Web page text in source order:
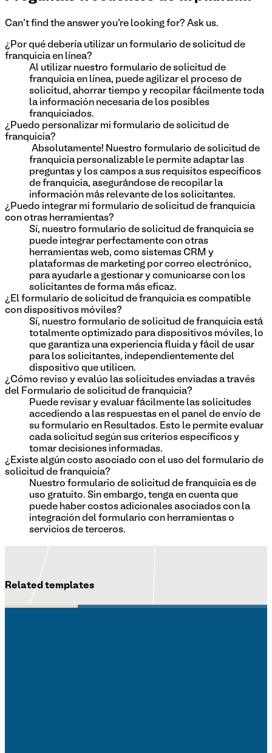
Can't find the answer you're looking for? Ask us.
¿Por qué debería utilizar un formulario de solicitud de
franquicia en línea?
Al utilizar nuestro formulario de solicitud de
franquicia en línea, puede agilizar el proceso de
solicitud, ahorrar tiempo y recopilar fácilmente toda
la información necesaria de los posibles
franquiciados.
¿Puedo personalizar mi formulario de solicitud de
franquicia?
¡Absolutamente! Nuestro formulario de solicitud de
franquicia personalizable le permite adaptar las
preguntas y los campos a sus requisitos específicos
de franquicia, asegurándose de recopilar la
información más relevante de los solicitantes.
¿Puedo integrar mi formulario de solicitud de franquicia
con otras herramientas?
Sí, nuestro formulario de solicitud de franquicia se
puede integrar perfectamente con otras
herramientas web, como sistemas CRM y
plataformas de marketing por correo electrónico,
para ayudarle a gestionar y comunicarse con los
solicitantes de forma más eficaz.
¿El formulario de solicitud de franquicia es compatible
con dispositivos móviles?
Sí, nuestro formulario de solicitud de franquicia está
totalmente optimizado para dispositivos móviles, lo
que garantiza una experiencia fluida y fácil de usar
para los solicitantes, independientemente del
dispositivo que utilicen.
¿Cómo reviso y evalúo las solicitudes enviadas a través
del Formulario de solicitud de franquicia?
Puede revisar y evaluar fácilmente las solicitudes
accediendo a las respuestas en el panel de envío de
su formulario en Resultados. Esto le permite evaluar
cada solicitud según sus criterios específicos y
tomar decisiones informadas.
¿Existe algún costo asociado con el uso del formulario de
solicitud de franquicia?
Nuestro formulario de solicitud de franquicia es de
uso gratuito. Sin embargo, tenga en cuenta que
puede haber costos adicionales asociados con la
integración del formulario con herramientas o
servicios de terceros.
Related templates